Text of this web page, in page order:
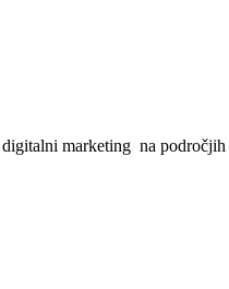
digitalni marketing na področjih